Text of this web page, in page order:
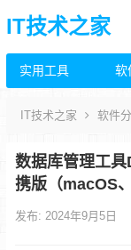
IT技术之家
实用工具 软
IT技术之家 软件
数据库管理工
携版（macOS
发布: 2024年9月5日